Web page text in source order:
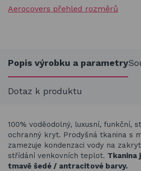
Aerocovers přehled rozměrů
Popis výrobku a parametry
Dotaz k produktu
100% voděodolný, luxusní, funkční,
ochranný kryt. Prodyšná tkanina s
zamezuje kondenzaci vody na
střídání venkovních teplot. Tkanina
tmavě šedé / antracitové barvy.